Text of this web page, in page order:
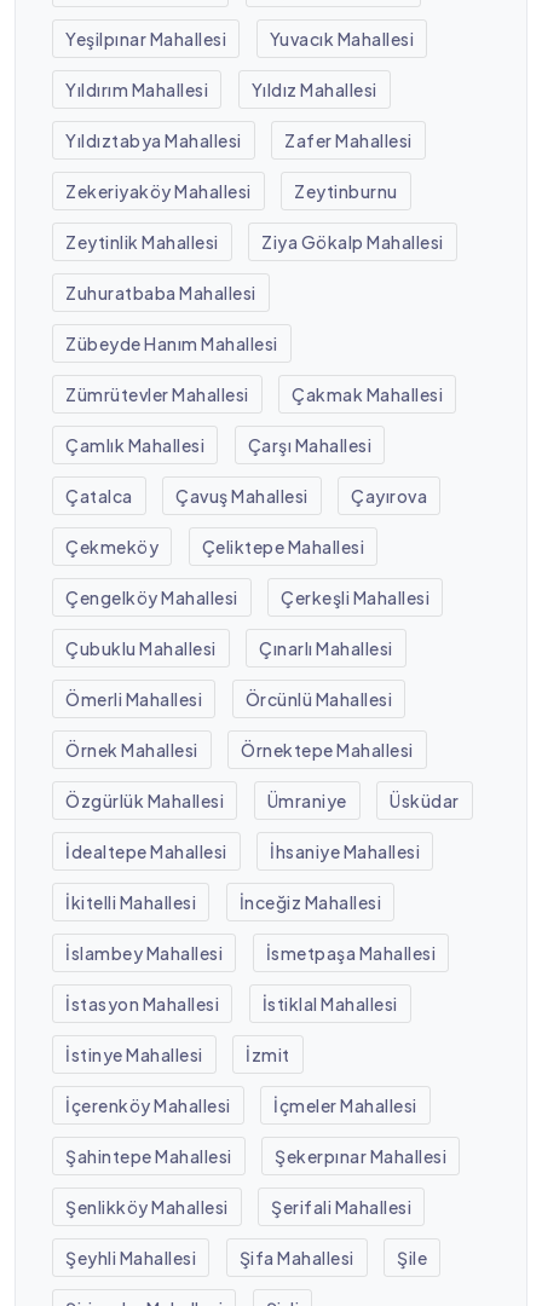
Yeşilpınar Mahallesi Yuvacık Mahallesi
Yıldırım Mahallesi Yıldız Mahallesi
Yıldıztabya Mahallesi Zafer Mahallesi
Zekeriyaköy Mahallesi Zeytinburnu
Zeytinlik Mahallesi Ziya Gökalp Mahallesi
Zuhuratbaba Mahallesi
Zübeyde Hanım Mahallesi
Zümrütevler Mahallesi Çakmak Mahallesi
Çamlık Mahallesi Çarşı Mahallesi
Çatalca Çavuş Mahallesi Çayırova
Çekmeköy Çeliktepe Mahallesi
Çengelköy Mahallesi Çerkeşli Mahallesi
Çubuklu Mahallesi Çınarlı Mahallesi
Ömerli Mahallesi Örcünlü Mahallesi
Örnek Mahallesi Örnektepe Mahallesi
Özgürlük Mahallesi Ümraniye Üsküdar
İdealtepe Mahallesi İhsaniye Mahallesi
İkitelli Mahallesi İnceğiz Mahallesi
İslambey Mahallesi İsmetpaşa Mahallesi
İstasyon Mahallesi İstiklal Mahallesi
İstinye Mahallesi İzmit
İçerenköy Mahallesi İçmeler Mahallesi
Şahintepe Mahallesi Şekerpınar Mahallesi
Şenlikköy Mahallesi Şerifali Mahallesi
Şeyhli Mahallesi Şifa Mahallesi Şile